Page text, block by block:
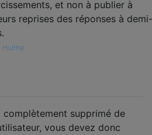
et non à publier à
reprises des réponses à demi-
Hulme
complètement supprimé de
vous devez donc